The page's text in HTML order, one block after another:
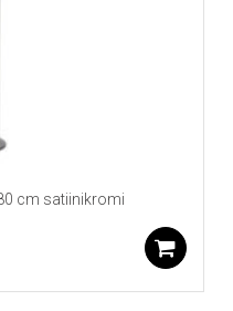
cm satiinikromi